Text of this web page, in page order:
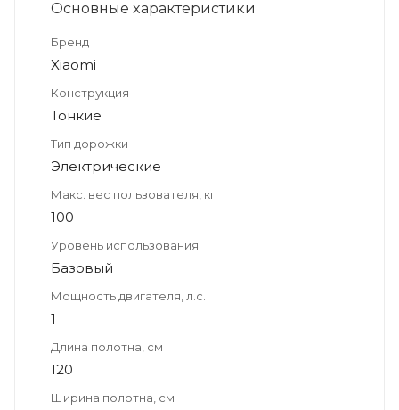
Основные xарактеристики
Бренд
Xiaomi
Конструкция
Тонкие
Тип дорожки
Электрические
Макс. вес пользователя, кг
100
Уровень использования
Базовый
Мощность двигателя, л.с.
1
Длина полотна, см
120
Ширина полотна, см